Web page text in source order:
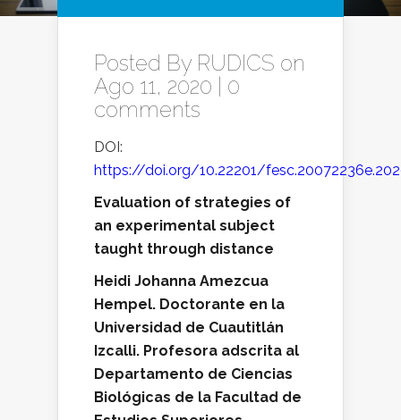
Posted By RUDICS on
Ago 11, 2020 | 0
comments
DOI:
https://doi.org/10.22201/
Evaluation of strategies of
an experimental subject
taught through distance
Heidi Johanna Amezcua
Hempel. Doctorante en la
Universidad de Cuautitlán
Izcalli. Profesora adscrita al
Departamento de Ciencias
Biológicas de la Facultad de